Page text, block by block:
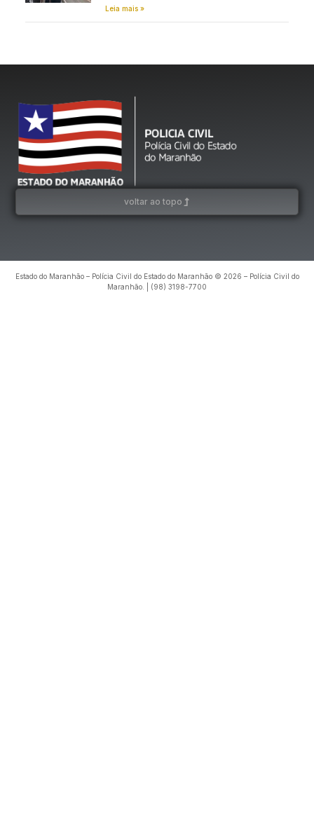
Leia mais »
voltar ao topo
Estado do Maranhão – Polícia Civil do Estado do Maranhão © 2026 – Polícia Civil do
Maranhão. | (98) 3198-7700